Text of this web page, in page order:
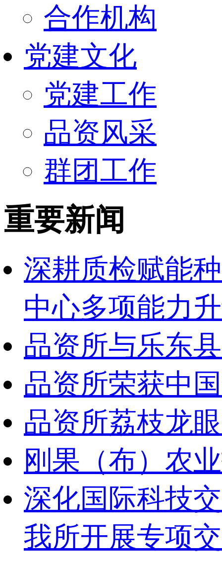
合作机构
党建文化
党建工作
品资风采
群团工作
重要新闻
深耕质检赋能
中心多项能力
品资所与乐东
品资所荣获中
品资所荔枝龙
刚果（布）农
深化国际科技
我所开展专项